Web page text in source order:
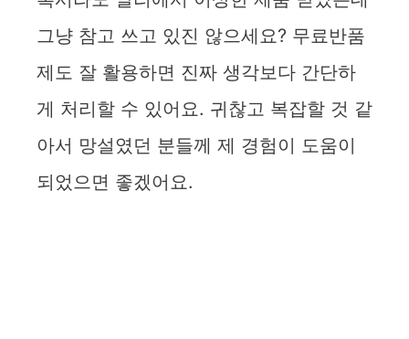
그냥 참고 쓰고 있진 않으세요? 무료반품
제도 잘 활용하면 진짜 생각보다 간단하
게 처리할 수 있어요. 귀찮고 복잡할 것 같
아서 망설였던 분들께 제 경험이 도움이
되었으면 좋겠어요.